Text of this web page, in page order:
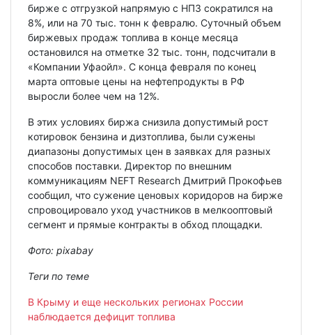
бирже с отгрузкой напрямую с НПЗ сократился на
8%, или на 70 тыс. тонн к февралю. Суточный объем
биржевых продаж топлива в конце месяца
остановился на отметке 32 тыс. тонн, подсчитали в
«Компании Уфаойл». С конца февраля по конец
марта оптовые цены на нефтепродукты в РФ
выросли более чем на 12%.
В этих условиях биржа снизила допустимый рост
котировок бензина и дизтоплива, были сужены
диапазоны допустимых цен в заявках для разных
способов поставки. Директор по внешним
коммуникациям NEFT Research Дмитрий Прокофьев
сообщил, что сужение ценовых коридоров на бирже
спровоцировало уход участников в мелкооптовый
сегмент и прямые контракты в обход площадки.
Фото: pixabay
Теги по теме
В Крыму и еще нескольких регионах России
наблюдается дефицит топлива